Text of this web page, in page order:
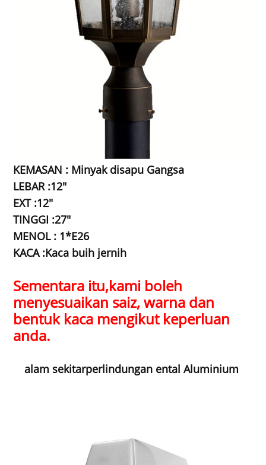
KEMASAN : Minyak disapu Gangsa
LEBAR :12"
EXT :12"
TINGGI :27"
MENOL : 1*E26
KACA :Kaca buih jernih
Sementara itu,kami boleh
menyesuaikan saiz, warna dan
bentuk kaca mengikut keperluan
anda.
alam sekitarperlindungan ental Aluminium